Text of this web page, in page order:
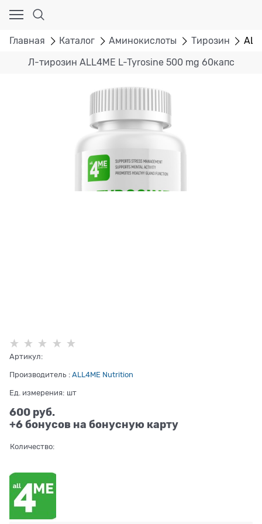
Главная Каталог Аминокислоты Тирозин
Л-тирозин ALL4ME L-Tyrosine 500 mg 60капс
Артикул:
Производитель : ALL4ME Nutrition
Ед. измерения: шт
600 руб.
+6 бонусов на бонусную карту
Количество: